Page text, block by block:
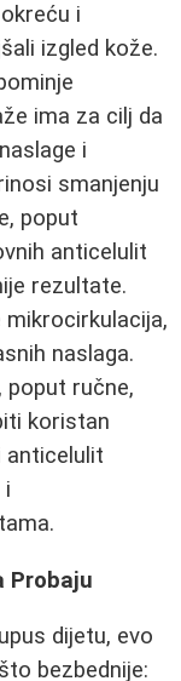
i
izgled kože.
ima za cilj da
i
smanjenju
poput
anticelulit
rezultate.
naslaga.
poput ručne,
koristan
anticelulit
i
Probaju
dijetu, evo
bezbednije: